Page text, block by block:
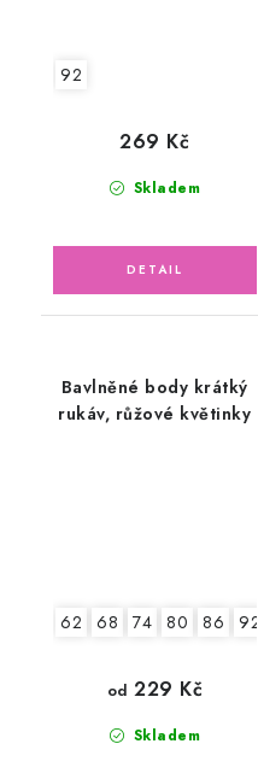
92
Skladem
269 Kč
Bavlněné body krátký
rukáv, růžové květinky
62 68 74 80 86 92
Skladem
od 229 Kč